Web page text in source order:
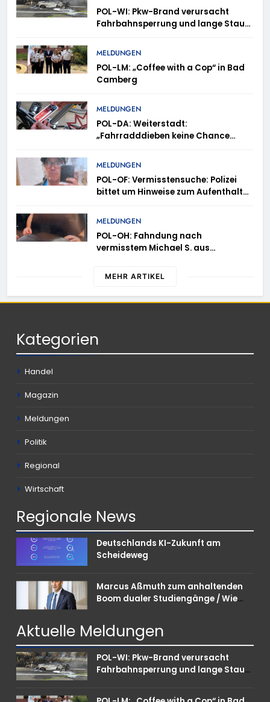
POL-WI: Pkw-Brand verursacht
Fahrbahnsperrung und lange Staus
MELDUNGEN
POL-LM: „Coffee with a Cop“ in Bad
Camberg
MELDUNGEN
POL-DA: Weiterstadt:
„Fahrradddieben keine Chance
Anmeldung erforderlich
MELDUNGEN
POL-OF: Vermisstensuche: Polizei
bittet um Hinweise zum Aufenthalt
MELDUNGEN
POL-OH: Fahndung nach
vermisstem Michael S. aus
MEHR ARTIKEL
Kategorien
Handel
Magazin
Meldungen
Politik
Regional
Wirtschaft
Regionale News
Deutschlands KI-Zukunft am
Scheideweg
Marcus Aßmuth zum anhaltenden
Boom dualer Studiengänge / Wie
punkten können
Aktuelle Meldungen
POL-WI: Pkw-Brand verursacht
Fahrbahnsperrung und lange Staus